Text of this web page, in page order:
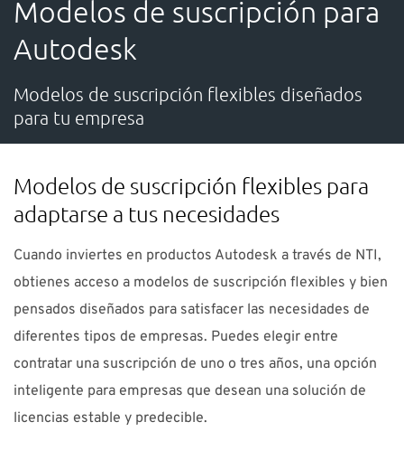
SOPORTE
¿Necesitas ayuda?
Contacto: 91 440 06 40 E-mail:
España NTI Group Brasil Danmark
France Ireland Ísland Italia Nederland
Norge
Suomi
Sverige UK
Modelos de suscripción para
Autodesk
Modelos de suscripción flexibles diseñados
para tu empresa
Modelos de suscripción flexibles para
adaptarse a tus necesidades
Cuando inviertes en productos Autodesk a través de NTI,
obtienes acceso a modelos de suscripción flexibles y bien
pensados diseñados para satisfacer las necesidades de
diferentes tipos de empresas. Puedes elegir entre
contratar una suscripción de uno o tres años, una opción
inteligente para empresas que desean una solución de
licencias estable y predecible.